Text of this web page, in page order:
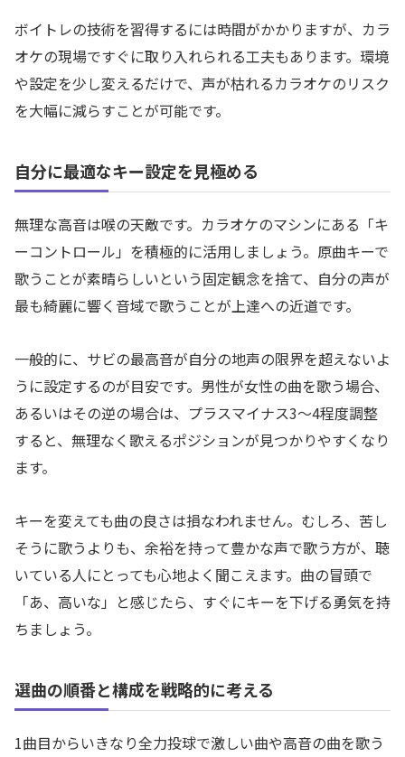
ボイトレの技術を習得するには時間がかかりますが、カラ
オケの現場ですぐに取り入れられる工夫もあります。環境
や設定を少し変えるだけで、声が枯れるカラオケのリスク
を大幅に減らすことが可能です。
自分に最適なキー設定を見極める
無理な高音は喉の天敵です。カラオケのマシンにある「キ
ーコントロール」を積極的に活用しましょう。原曲キーで
歌うことが素晴らしいという固定観念を捨て、自分の声が
最も綺麗に響く音域で歌うことが上達への近道です。
一般的に、サビの最高音が自分の地声の限界を超えないよ
うに設定するのが目安です。男性が女性の曲を歌う場合、
あるいはその逆の場合は、プラスマイナス3〜4程度調整
すると、無理なく歌えるポジションが見つかりやすくなり
ます。
キーを変えても曲の良さは損なわれません。むしろ、苦し
そうに歌うよりも、余裕を持って豊かな声で歌う方が、聴
いている人にとっても心地よく聞こえます。曲の冒頭で
「あ、高いな」と感じたら、すぐにキーを下げる勇気を持
ちましょう。
選曲の順番と構成を戦略的に考える
1曲目からいきなり全力投球で激しい曲や高音の曲を歌う